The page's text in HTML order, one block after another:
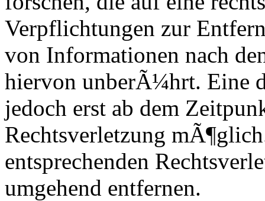
Verpflichtungen zur
von Informationen nach
hiervon unberÃ¼hrt. Eine
jedoch erst ab dem
Rechtsverletzung
entsprechenden
umgehend entfernen.